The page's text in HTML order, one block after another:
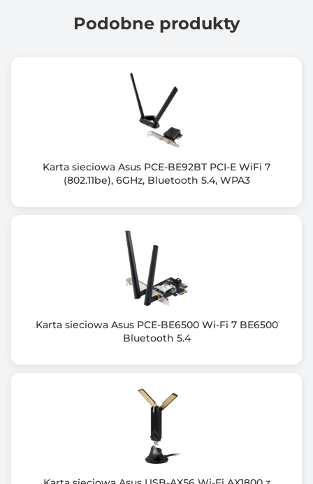
Bluetooth 4.0 BLE/4.0 Dual Mode
Temperatura pracy: 32~104°F (0~40°C)
Temperature przechowywania: -4~140°F (-20~60°C)
Wilgotność pracy: 0~90% (bez kondensacji)
Wilgotność przechowywania: Max. 95% (bez
kondensacji)
7/8.1/10 i Linux
- Windows 7/8/8.1/10
- Mac OS 10.9/10.10/10.11/10.12/10.13
Zawartość opakowania:
- Skrócona instrukcja instalacji
- CD (Instrukcja instalacji w wielu językach & Kreator
Podobne produkty
Karta sieciowa Asus PCE-BE92BT PCI-E WiFi 7
(802.11be), 6GHz, Bluetooth 5.4, WPA3
Karta sieciowa Asus PCE-BE6500 Wi-Fi 7 BE6500
Bluetooth 5.4